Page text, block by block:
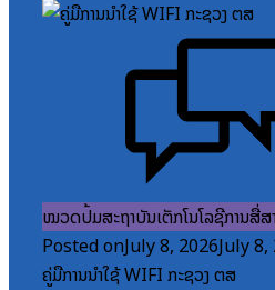
ໝວດປື້ມສະຖາບັນເຕັກໂນໂລຊີການສື່ສ
Posted onJuly 8, 2026July 8,
ຄູ່ມືການນຳໃຊ້ WIFI ກະຊວງ ຕສ